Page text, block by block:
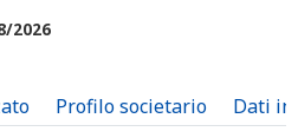
2026
Profilo societario Dati